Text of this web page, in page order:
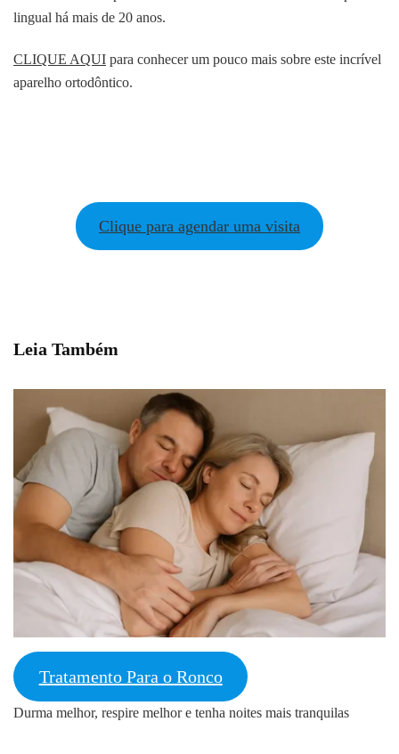
lingual há mais de 20 anos.
CLIQUE AQUI para conhecer um pouco mais sobre este incrível
aparelho ortodôntico.
Clique para agendar uma visita
Leia Também
Tratamento Para o Ronco
Durma melhor, respire melhor e tenha noites mais tranquilas